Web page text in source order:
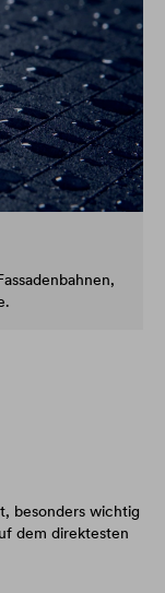
besonders wichtig
dem direktesten